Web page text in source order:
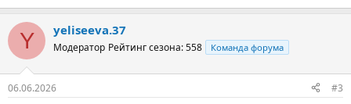
Y yeliseeva.37
Модератор Рейтинг сезона: 558 Команда форума
06.06.2026 #3